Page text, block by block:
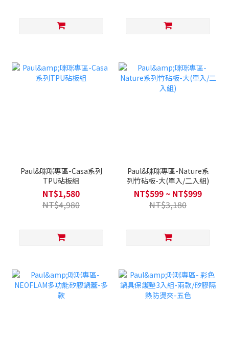
Paul&咪咪專區-Casa系列
TPU砧板組
NT$1,580
NT$4,980
Paul&咪咪專區-Nature系
列竹砧板-大(單入/二入組)
NT$599 ~ NT$999
NT$3,180